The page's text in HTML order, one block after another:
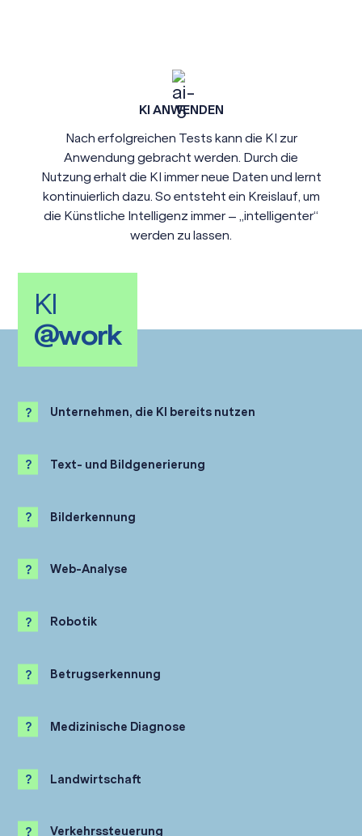
Kl ANWENDEN
Nach erfolgreichen Tests kann die KI zur
Anwendung gebracht werden. Durch die
Nutzung erhalt die KI immer neue Daten und lernt
kontinuierlich dazu. So entsteht ein Kreislauf, um
die Künstliche Intelligenz immer – „intelligenter“
werden zu lassen.
KI
@work
Unternehmen, die KI bereits nutzen
Google
Amazon
Apple
Text- und Bildgenerierung
Bilderkennung
Web-Analyse
Robotik
Betrugserkennung
Medizinische Diagnose
Landwirtschaft
In der Landwirtschaft hilft KI zum Beispiel bei der
Verkehrssteuerung